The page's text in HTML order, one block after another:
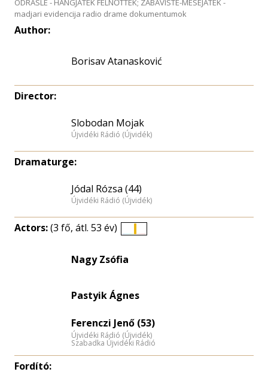
ODRASLE - HANGJÁTÉK FELNŐTTEK; ZABAVISTE-MESEJATEK -
madjari evidencija radio drame dokumentumok
Author:
Borisav Atanasković
Director:
Slobodan Mojak
Újvidéki Rádió (Újvidék)
Dramaturge:
Jódal Rózsa (44)
Újvidéki Rádió (Újvidék)
Actors:(3 fő, átl. 53 év)
Nagy Zsófia
Pastyik Ágnes
Ferenczi Jenő (53)
Újvidéki Rádió (Újvidék)
Szabadka Újvidéki Rádió
Fordító: